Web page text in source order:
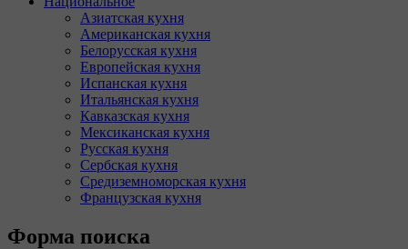
Азиатская кухня
Американская кухня
Белорусская кухня
Европейская кухня
Испанская кухня
Итальянская кухня
Кавказская кухня
Мексиканская кухня
Русская кухня
Сербская кухня
Средиземноморская кухня
Французская кухня
Форма поиска